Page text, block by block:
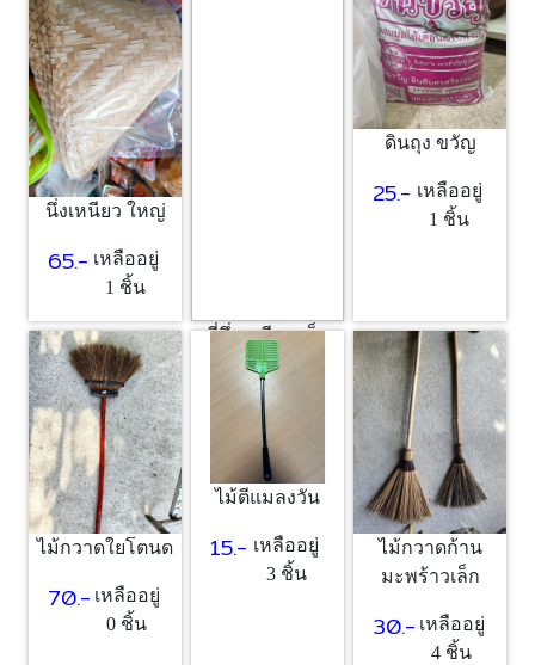
นึ่งเหนียว ใหญ่
65.- เหลืออยู่
1 ชิ้น
ที่นึ่งเหนียว เล็ก
40.- เหลืออยู่
1 ชิ้น
ดินถุง ขวัญ
25.- เหลืออยู่
1 ชิ้น
ไม้กวาดใยโตนด
70.- เหลืออยู่
0 ชิ้น
ไม้ตีแมลงวัน
15.- เหลืออยู่
3 ชิ้น
ไม้กวาดก้าน
มะพร้าวเล็ก
30.- เหลืออยู่
4 ชิ้น